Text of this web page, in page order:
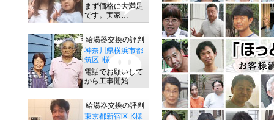
まず価格に大満足
です。実家…
給湯器交換の評判
神奈川県横浜市都
筑区 I様
電話でお願いして
から工事開始…
給湯器交換の評判
東京都新宿区 K様